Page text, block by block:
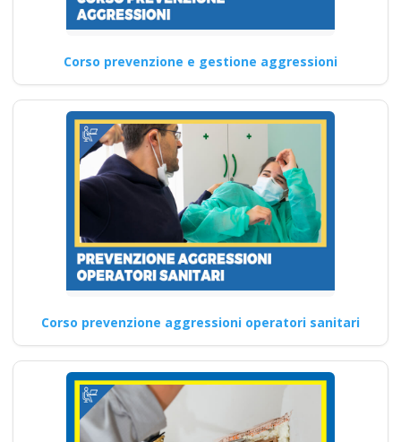
Corso prevenzione e gestione aggressioni
Corso prevenzione aggressioni operatori sanitari